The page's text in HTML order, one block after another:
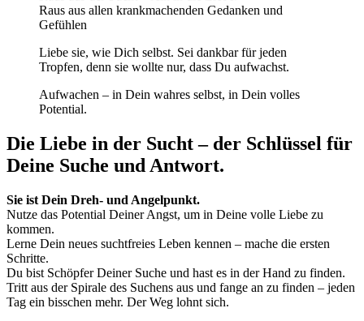
Raus aus allen krankmachenden Gedanken und
Gefühlen
Liebe sie, wie Dich selbst. Sei dankbar für jeden
Tropfen, denn sie wollte nur, dass Du aufwachst.
Aufwachen – in Dein wahres selbst, in Dein volles
Potential.
Die Liebe in der Sucht – der Schlüssel für
Deine Suche und Antwort.
Sie ist Dein Dreh- und Angelpunkt.
Nutze das Potential Deiner Angst, um in Deine volle Liebe zu
kommen.
Lerne Dein neues suchtfreies Leben kennen – mache die ersten
Schritte.
Du bist Schöpfer Deiner Suche und hast es in der Hand zu finden.
Tritt aus der Spirale des Suchens aus und fange an zu finden – jeden
Tag ein bisschen mehr. Der Weg lohnt sich.